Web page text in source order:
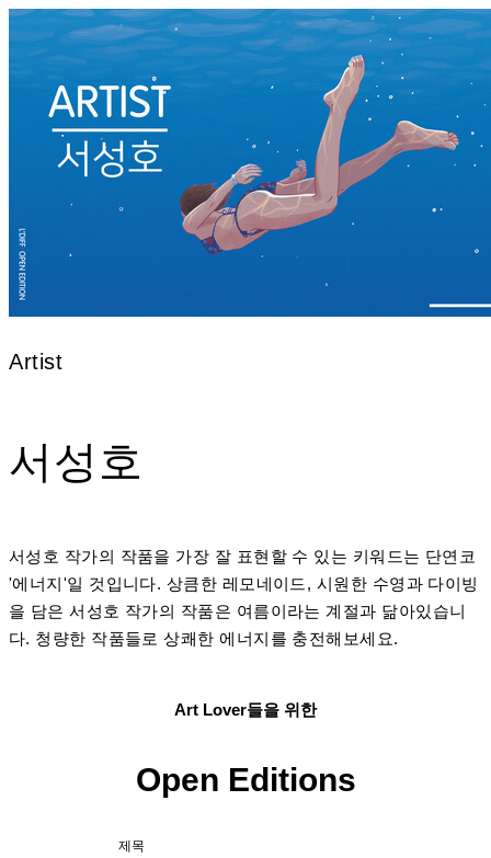
Artist
서성호
서성호 작가의 작품을 가장 잘 표현할 수 있는 키워드는 단연코
'에너지'일 것입니다. 상큼한 레모네이드, 시원한 수영과 다이빙
을 담은 서성호 작가의 작품은 여름이라는 계절과 닮아있습니
다. 청량한 작품들로 상쾌한 에너지를 충전해보세요.
Art Lover들을 위한
Open Editions
제목